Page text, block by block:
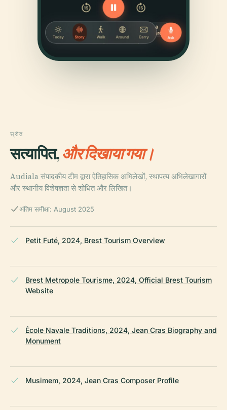
स्रोत
सत्यापित,और दिखाया गया।
Audiala संपादकीय टीम द्वारा ऐतिहासिक अभिलेखों, स्थापत्य अभिलेखागारों
और स्थानीय विशेषज्ञता से शोधित और लिखित।
अंतिम समीक्षा: August 2025
Petit Futé, 2024, Brest Tourism Overview
Brest Metropole Tourisme, 2024, Official Brest Tourism
Website
École Navale Traditions, 2024, Jean Cras Biography and
Monument
Musimem, 2024, Jean Cras Composer Profile